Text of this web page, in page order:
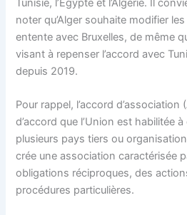
Tunisie, l’Égypte et l’Algérie. Il
noter qu’Alger souhaite modifier
entente avec Bruxelles, de même
visant à repenser l’accord avec
depuis 2019.
Pour rappel, l’accord
d’accord que l’Union est habilitée
plusieurs pays tiers ou
crée une association caractérisée
obligations réciproques, des
procédures particulières.